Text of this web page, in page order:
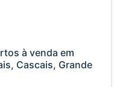
à venda em
Cascais, Grande